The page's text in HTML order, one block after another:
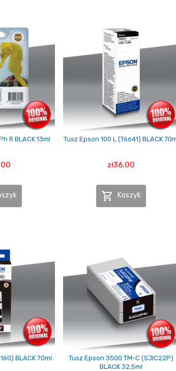
R BLACK 13ml Tusz Epson 100 L (T6641) BLACK
zł36.00
 Koszyk
BLACK 70ml
Tusz Epson 3500 TM-C (SJIC22P)
BLACK 32,5ml